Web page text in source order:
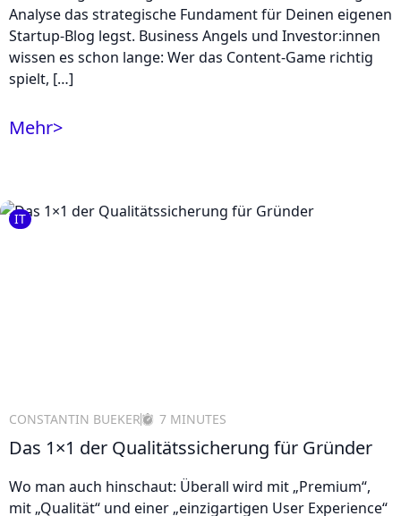
Analyse das strategische Fundament für Deinen eigenen
Startup-Blog legst. Business Angels und Investor:innen
wissen es schon lange: Wer das Content-Game richtig
spielt, […]
Mehr>
IT
CONSTANTIN BUEKER 7 MINUTES
Das 1×1 der Qualitätssicherung für Gründer
Wo man auch hinschaut: Überall wird mit „Premium“,
mit „Qualität“ und einer „einzigartigen User Experience“